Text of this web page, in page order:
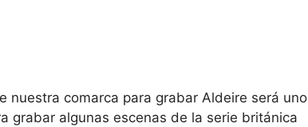
nuestra comarca para grabar Aldeire será uno
grabar algunas escenas de la serie británica